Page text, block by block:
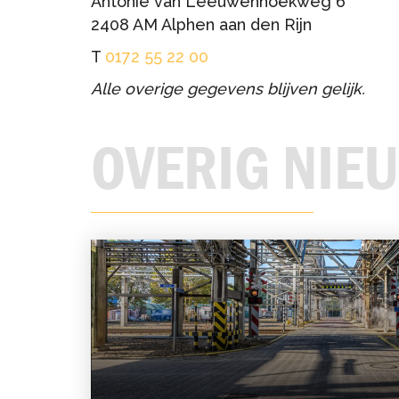
2408 AM Alphen aan den Rijn
T 0172 55 22 00
Alle overige gegevens blijven gelijk.
OVERIG